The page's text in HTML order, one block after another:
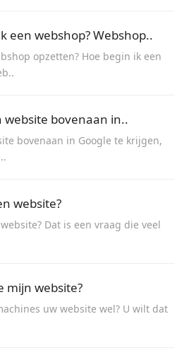
een webshop? Webshop..
opzetten? Hoe begin ik een
website bovenaan in..
bovenaan in Google te krijgen,
website?
Dat is een vraag die veel
mijn website?
uw website wel? U wilt dat